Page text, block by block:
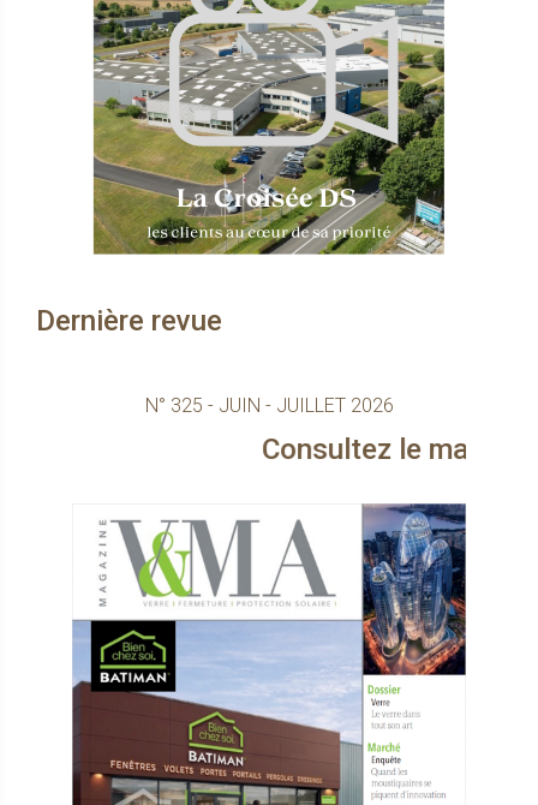
Dernière revue
N° 325 - JUIN - JUILLET 2026
Consultez le magazine